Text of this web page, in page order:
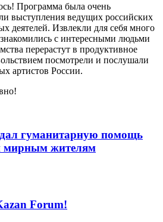
Программа была очень
выступления ведущих российских
деятелей. Извлекли для себя много
с интересными людьми
перерастут в продуктивное
посмотрели и послушали
артистов России.
гуманитарную помощь
мирным жителям
Forum!